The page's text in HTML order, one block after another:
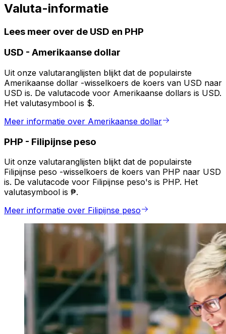
Valuta-informatie
Lees meer over de USD en PHP
USD - Amerikaanse dollar
Uit onze valutaranglijsten blijkt dat de populairste
Amerikaanse dollar -wisselkoers de koers van USD naar
USD is. De valutacode voor Amerikaanse dollars is USD.
Het valutasymbool is $.
Meer informatie over Amerikaanse dollar
PHP - Filipijnse peso
Uit onze valutaranglijsten blijkt dat de populairste
Filipijnse peso -wisselkoers de koers van PHP naar USD
is. De valutacode voor Filipijnse peso's is PHP. Het
valutasymbool is ₱.
Meer informatie over Filipijnse peso